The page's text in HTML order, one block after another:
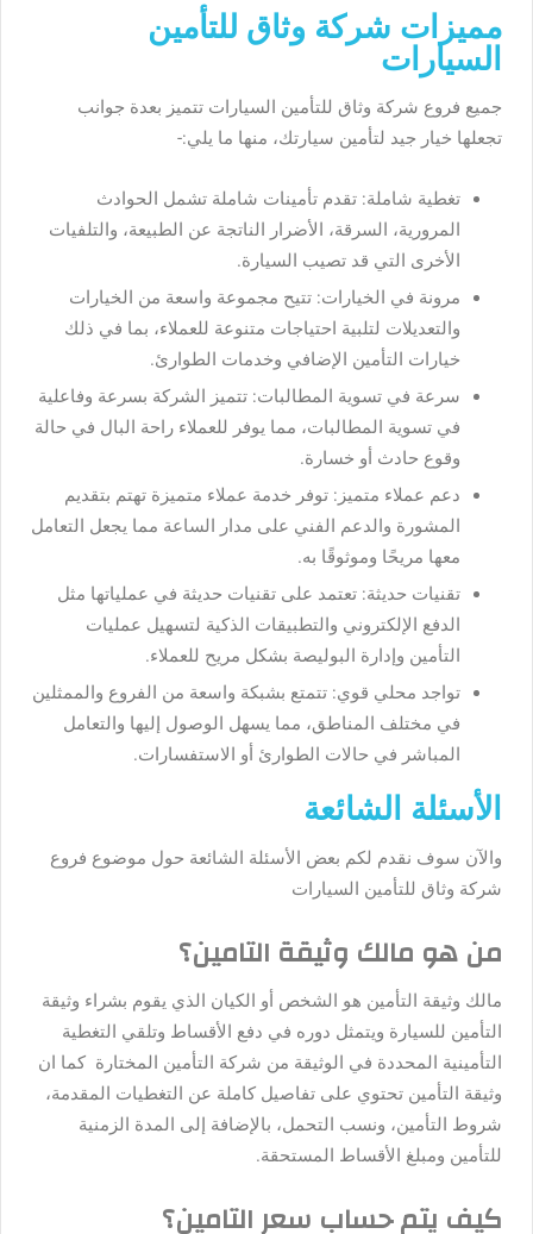
مميزات شركة وثاق للتأمين
السيارات
جميع فروع شركة وثاق للتأمين السيارات تتميز بعدة جوانب
تجعلها خيار جيد لتأمين سيارتك، منها ما يلي:-
تغطية شاملة: تقدم تأمينات شاملة تشمل الحوادث
المرورية، السرقة، الأضرار الناتجة عن الطبيعة، والتلفيات
الأخرى التي قد تصيب السيارة.
مرونة في الخيارات: تتيح مجموعة واسعة من الخيارات
والتعديلات لتلبية احتياجات متنوعة للعملاء، بما في ذلك
خيارات التأمين الإضافي وخدمات الطوارئ.
سرعة في تسوية المطالبات: تتميز الشركة بسرعة وفاعلية
في تسوية المطالبات، مما يوفر للعملاء راحة البال في حالة
وقوع حادث أو خسارة.
دعم عملاء متميز: توفر خدمة عملاء متميزة تهتم بتقديم
المشورة والدعم الفني على مدار الساعة مما يجعل التعامل
معها مريحًا وموثوقًا به.
تقنيات حديثة: تعتمد على تقنيات حديثة في عملياتها مثل
الدفع الإلكتروني والتطبيقات الذكية لتسهيل عمليات
التأمين وإدارة البوليصة بشكل مريح للعملاء.
تواجد محلي قوي: تتمتع بشبكة واسعة من الفروع والممثلين
في مختلف المناطق، مما يسهل الوصول إليها والتعامل
المباشر في حالات الطوارئ أو الاستفسارات.
الأسئلة الشائعة
والآن سوف نقدم لكم بعض الأسئلة الشائعة حول موضوع فروع
شركة وثاق للتأمين السيارات
من هو مالك وثيقة التامين؟
مالك وثيقة التأمين هو الشخص أو الكيان الذي يقوم بشراء وثيقة
التأمين للسيارة ويتمثل دوره في دفع الأقساط وتلقي التغطية
التأمينية المحددة في الوثيقة من شركة التأمين المختارة كما ان
وثيقة التأمين تحتوي على تفاصيل كاملة عن التغطيات المقدمة،
شروط التأمين، ونسب التحمل، بالإضافة إلى المدة الزمنية
للتأمين ومبلغ الأقساط المستحقة.
كيف يتم حساب سعر التامين؟